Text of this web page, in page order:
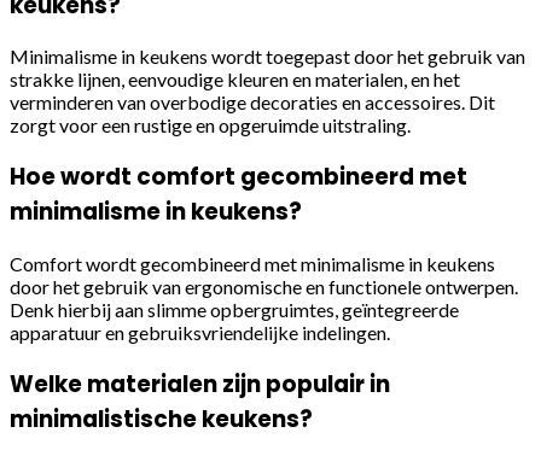
Minimalisme in keukens wordt toegepast door het gebruik van
strakke lijnen, eenvoudige kleuren en materialen, en het
verminderen van overbodige decoraties en accessoires. Dit
zorgt voor een rustige en opgeruimde uitstraling.
Hoe wordt comfort gecombineerd met
minimalisme in keukens?
Comfort wordt gecombineerd met minimalisme in keukens
door het gebruik van ergonomische en functionele ontwerpen.
Denk hierbij aan slimme opbergruimtes, geïntegreerde
apparatuur en gebruiksvriendelijke indelingen.
Welke materialen zijn populair in
minimalistische keukens?